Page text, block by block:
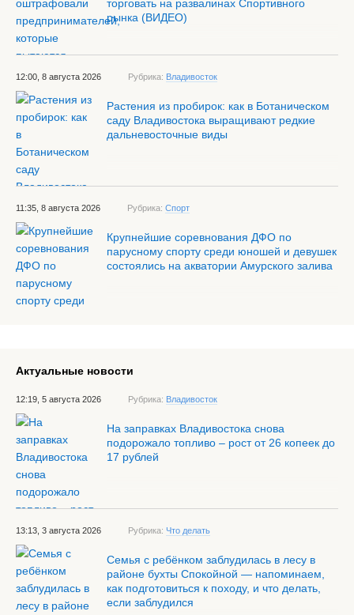
торговать на развалинах Спортивного
рынка (ВИДЕО)
12:00, 8 августа 2026 Рубрика: Владивосток
Растения из пробирок: как в Ботаническом
саду Владивостока выращивают редкие
дальневосточные виды
11:35, 8 августа 2026 Рубрика: Спорт
Крупнейшие соревнования ДФО по
парусному спорту среди юношей и девушек
состоялись на акватории Амурского залива
Актуальные новости
12:19, 5 августа 2026 Рубрика: Владивосток
На заправках Владивостока снова
подорожало топливо – рост от 26 копеек до
17 рублей
13:13, 3 августа 2026 Рубрика: Что делать
Семья с ребёнком заблудилась в лесу в
районе бухты Спокойной — напоминаем,
как подготовиться к походу, и что делать,
если заблудился